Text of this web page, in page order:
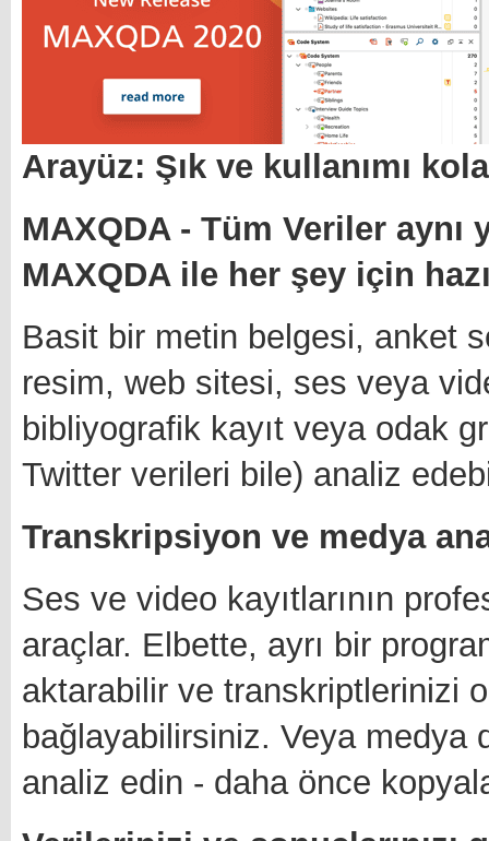
Arayüz: Şık ve kullanımı
MAXQDA - Tüm Veriler
MAXQDA ile her şey için
Basit bir metin belgesi, anket
resim, web sitesi, ses veya
bibliyografik kayıt veya odak
Twitter verileri bile) analiz
Transkripsiyon ve medya
Ses ve video kayıtlarının
araçlar. Elbette, ayrı bir
aktarabilir ve transkriptlerinizi
bağlayabilirsiniz. Veya medya
analiz edin - daha önce